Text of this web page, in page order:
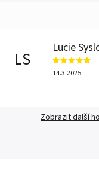
LS
Lucie
14.3.2025
Zobrazit další